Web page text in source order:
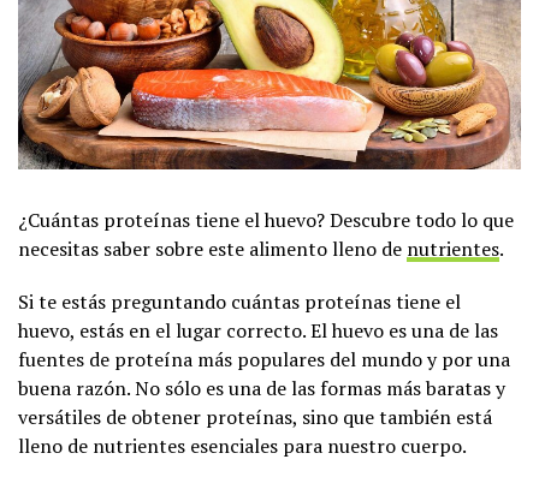
¿Cuántas proteínas tiene el huevo? Descubre todo lo que
necesitas saber sobre este alimento lleno de nutrientes.
Si te estás preguntando cuántas proteínas tiene el
huevo, estás en el lugar correcto. El huevo es una de las
fuentes de proteína más populares del mundo y por una
buena razón. No sólo es una de las formas más baratas y
versátiles de obtener proteínas, sino que también está
lleno de nutrientes esenciales para nuestro cuerpo.